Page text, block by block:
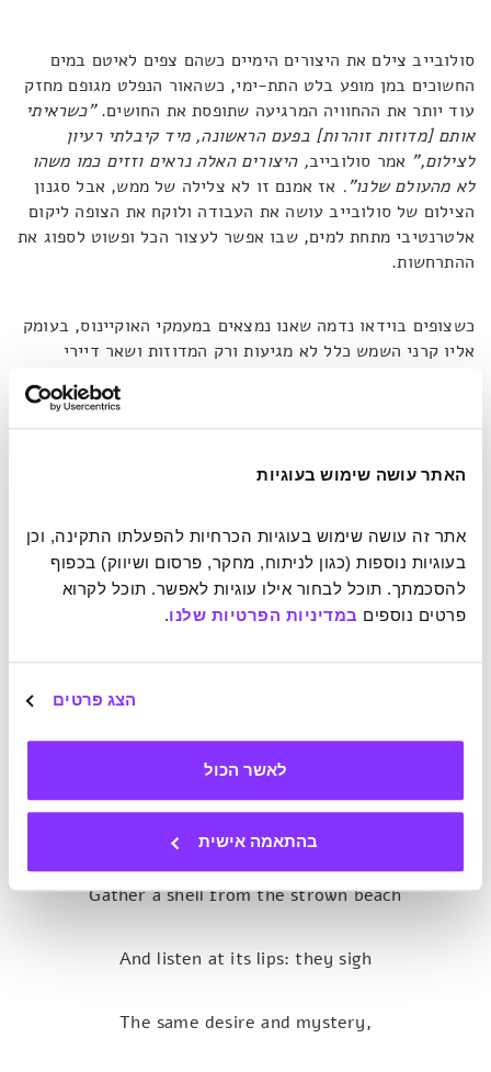
האתר עושה שימוש בעוגיות
פרטים נוספים במדיניות הפרטיות שלנו.
הצג פרטים
לאשר הכול
בהתאמה אישית
סולובייב צילם את היצורים הימיים כשהם צפים לאיטם במים
החשוכים במן מופע בלט התת-ימי, כשהאור הנפלט מגופם מחזק
עוד יותר את ההחוויה המרגיעה שתופסת את החושים."כשראיתי
אותם [מדוזות זוהרות] בפעם הראשונה, מיד קיבלתי רעיון
לצילום," אמר סולובייב, היצורים האלה נראים וזזים כמו משהו
לא מהעולם שלנו". אז אמנם זו לא צלילה של ממש, אבל סגנון
הצילום של סולובייב עושה את העבודה ולוקח את הצופה ליקום
אלטרנטיבי מתחת למים, שבו אפשר לעצור הכל ופשוט לספוג את
ההתרחשות.
כשצופים בוידאו נדמה שאנו נמצאים במעמקי האוקיינוס, בעומק
אליו קרני השמש כלל לא מגיעות ורק המדוזות ושאר דיירי
אבל למעשה, הוידאו כלל לא צולם בים, אלא באקווריום. ולמרות
הדמיון המופלא לבית הגידול המקורי של היצורים, סולובייב לא
עצמם אל מול המצלמה.
"אני יכול להתבונן ביצורים הללו בלי סוף,"כותב סולובייב ביחס
לאובייקטים שלו,"זה כמו יקום חי, תנועות חלקות באופן בלתי
ייאמן, נצח ומדיטציה".בדבריו הוא מתכוון בדיוק לאותה אווירה
משכרת חושים, שבכוחה להביא לשלוות נפש ואף לשנות מצב
The Sea-Limits
של המשורר בן המאה ה-19, דנטה גבריאל
לאווירה הכללית של המדיטציה התת-ימית. לכן נקנח עם הבית
האחרון מתוך השיר, שאחרי שניקינו את הראש, מותיר אותנו גם
Gather a shell from the strown beach
And listen at its lips: they sigh
,The same desire and mystery